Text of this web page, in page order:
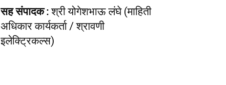
सह संपादक : श्री योगेशभाऊ लंघे (माहिती
अधिकार कार्यकर्ता / श्रावणी
इलेक्ट्रिकल्स)